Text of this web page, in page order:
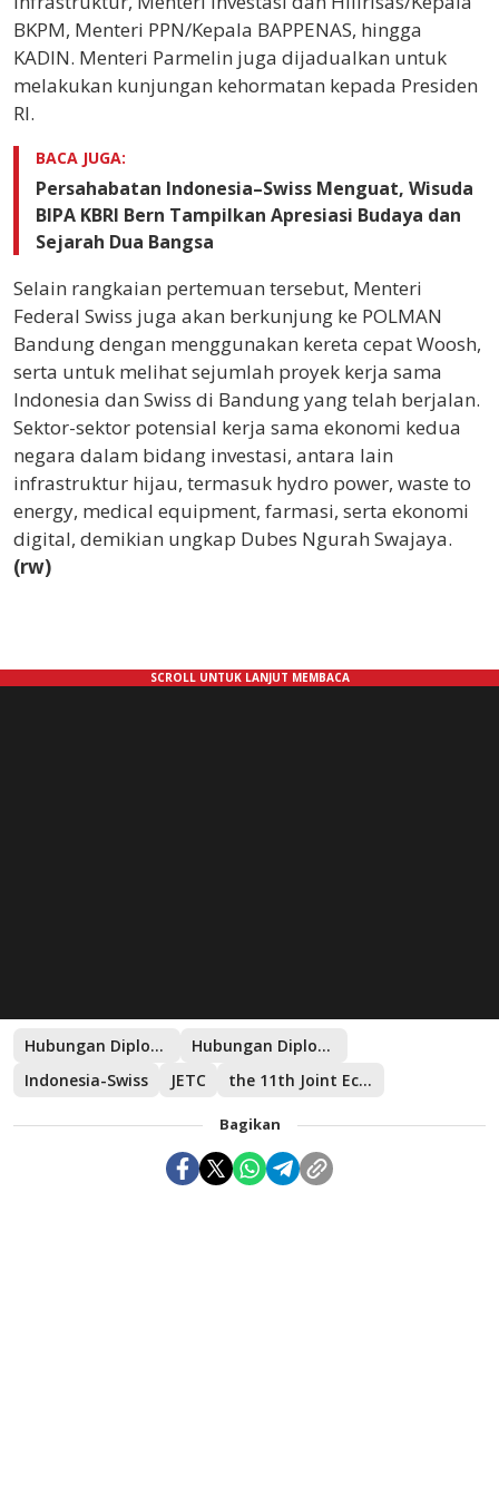
BKPM, Menteri PPN/Kepala BAPPENAS, hingga
KADIN. Menteri Parmelin juga dijadualkan untuk
melakukan kunjungan kehormatan kepada Presiden
RI.
BACA JUGA:
Persahabatan Indonesia–Swiss Menguat, Wisuda
BIPA KBRI Bern Tampilkan Apresiasi Budaya dan
Sejarah Dua Bangsa
Selain rangkaian pertemuan tersebut, Menteri
Federal Swiss juga akan berkunjung ke POLMAN
Bandung dengan menggunakan kereta cepat Woosh,
serta untuk melihat sejumlah proyek kerja sama
Indonesia dan Swiss di Bandung yang telah berjalan.
Sektor-sektor potensial kerja sama ekonomi kedua
negara dalam bidang investasi, antara lain
infrastruktur hijau, termasuk hydro power, waste to
energy, medical equipment, farmasi, serta ekonomi
digital, demikian ungkap Dubes Ngurah Swajaya.
(rw)
Hubungan Diplomatik
Hubungan Diplomatik Indonesia-Swiss
Indonesia-Swiss
JETC the 11th Joint Economic and Trade Commission
Bagikan